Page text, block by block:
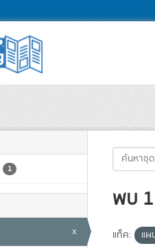
1
x
พบ
แท็ค: แ